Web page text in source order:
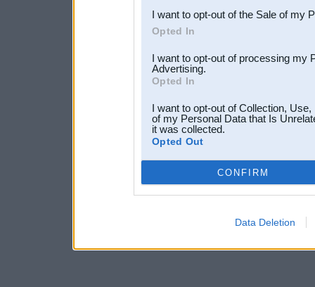
I want to opt-out of the Sale of my
Opted In
I want to opt-out of processing my
Advertising.
Opted In
I want to opt-out of Collection,
of my Personal Data that Is
it was collected.
Opted Out
CONFIRM
Data Deletion